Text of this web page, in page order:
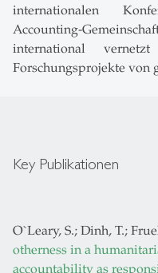
internationalen
Accounting-
international
Forschungsprojekte von
Key Publikationen
O`Leary, S.; Dinh, T.;
otherness in a
accountability as